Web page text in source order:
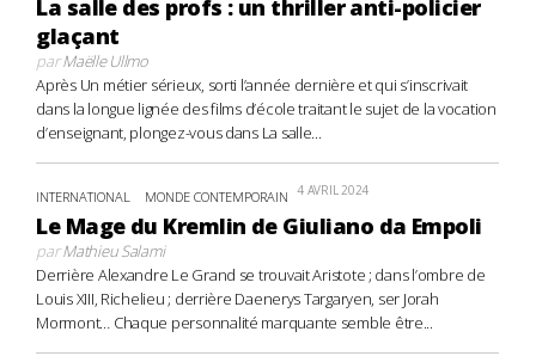
La salle des profs : un thriller anti-policier
glaçant
parMaëlle Ullmo
Après Un métier sérieux, sorti l’année dernière et qui s’inscrivait
dans la longue lignée des films d’école traitant le sujet de la vocation
d’enseignant, plongez-vous dans La salle...
INTERNATIONAL MONDE CONTEMPORAIN 4 AVRIL 2024
Le Mage du Kremlin de Giuliano da Empoli
parMathieu Salami
Derrière Alexandre Le Grand se trouvait Aristote ; dans l’ombre de
Louis XIII, Richelieu ; derrière Daenerys Targaryen, ser Jorah
Mormont… Chaque personnalité marquante semble être...